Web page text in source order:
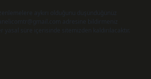
aykırı olduğunu düşündüğünüz
adresine bildirmeniz
süre içerisinde sitemizden kaldırılacaktır.